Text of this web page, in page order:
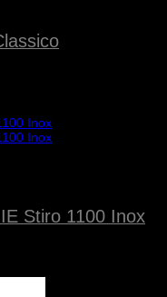
Stiro 1100 Inox